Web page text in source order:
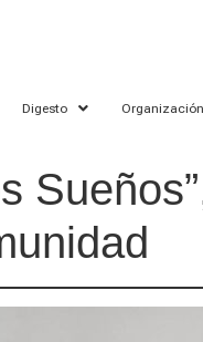
Digesto Organización